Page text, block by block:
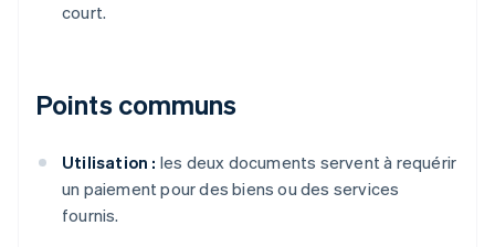
court.
Points communs
Utilisation : les deux documents servent à requérir
un paiement pour des biens ou des services
fournis.